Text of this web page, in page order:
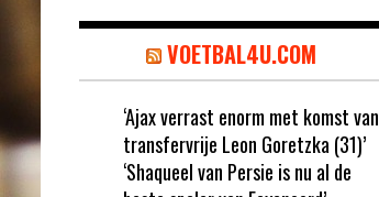
VOETBAL4U.COM
‘Ajax verrast enorm met komst van
transfervrije Leon Goretzka (31)’
‘Shaqueel van Persie is nu al de